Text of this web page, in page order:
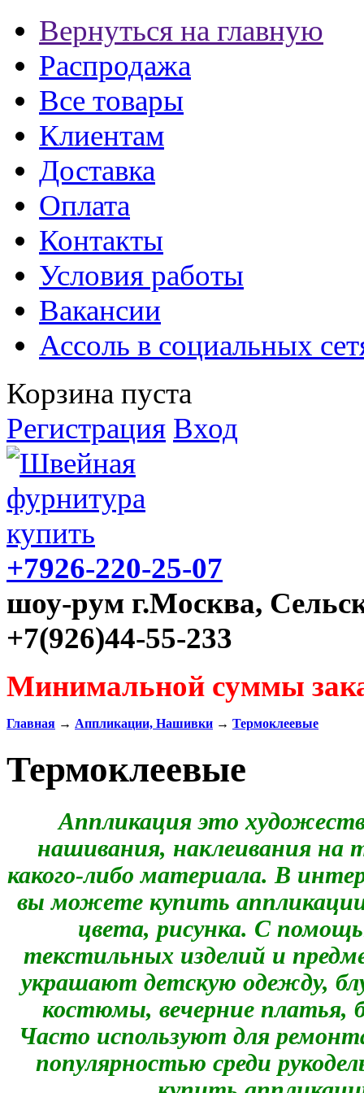
Вернуться на главную
Распродажа
Все товары
Клиентам
Доставка
Оплата
Контакты
Условия работы
Вакансии
Ассоль в социальных
Корзина пуста
Регистрация Вход
+7926-220-25-07
шоу-рум г.Москва,
+7(926)44-55-233
Минимальной суммы
Главная → Аппликации, Нашивки → Термоклеевые
Термоклеевые
Аппликация это
нашивания, наклеивания на
какого-либо материала. В
вы можете купить аппликации
цвета, рисунка. С
текстильных изделий и
украшают детскую одежду,
костюмы, вечерние платья,
Часто используют для
популярностью среди